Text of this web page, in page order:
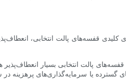
کلیدی قفسه‌های پالت انتخابی،
قفسه‌های پالت انتخابی بسیار
گسترده یا سرمایه‌گذاری‌های پرهزینه در